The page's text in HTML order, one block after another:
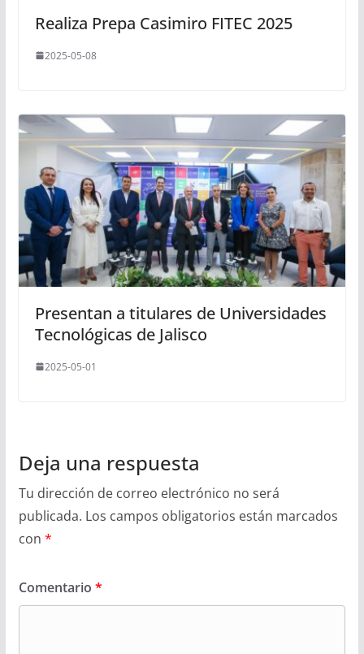
Realiza Prepa Casimiro FITEC 2025
2025-05-08
Presentan a titulares de Universidades
Tecnológicas de Jalisco
2025-05-01
Deja una respuesta
Tu dirección de correo electrónico no será
publicada. Los campos obligatorios están marcados
con *
Comentario *